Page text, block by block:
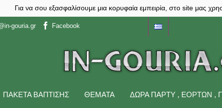
Για να σου εξασφαλίσουμε μια κορυφαία εμπειρία, στο site μας
gouria.gr Facebook
ΠΑΚΕΤΑ ΒΑΠΤΙΣΗΣ ΘΕΜΑΤΑ ΔΩΡΑ ΠΆΡΤΥ , ΕΟΡΤΏΝ ,